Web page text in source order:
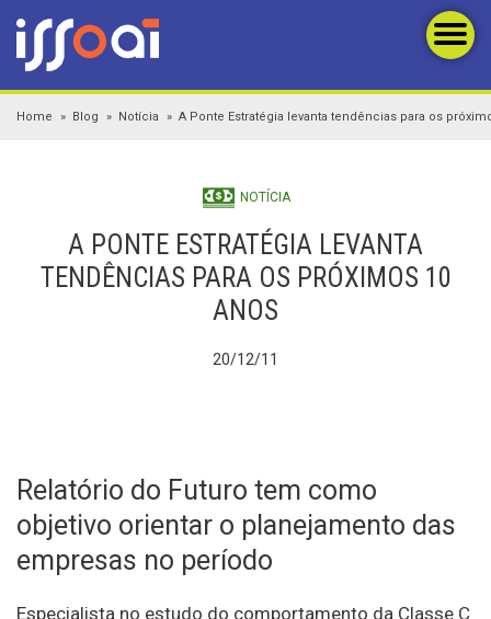
Home Blog Notícia A Ponte Estratégia levanta tendências para os
NOTÍCIA
A PONTE ESTRATÉGIA LEVANTA
TENDÊNCIAS PARA OS PRÓXIMOS 10
ANOS
20/12/11
Relatório do Futuro tem como
objetivo orientar o planejamento das
empresas no período
Especialista no estudo do comportamento da Classe C